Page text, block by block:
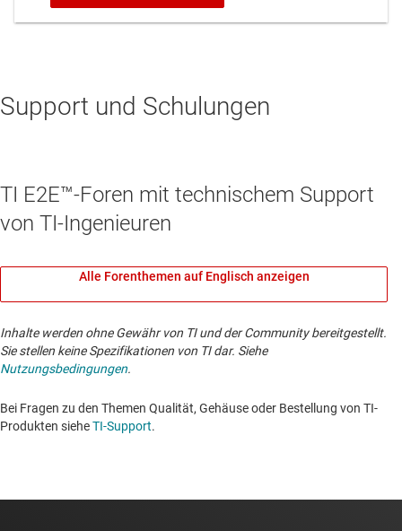
Support und Schulungen
TI E2E™-Foren mit technischem Support
von TI-Ingenieuren
Alle Forenthemen auf Englisch anzeigen
Inhalte werden ohne Gewähr von TI und der Community bereitgestellt.
Sie stellen keine Spezifikationen von TI dar. Siehe
Nutzungsbedingungen.
Bei Fragen zu den Themen Qualität, Gehäuse oder Bestellung von TI-
Produkten sieheTI-Support. ​​​​​​​​​​​​​​